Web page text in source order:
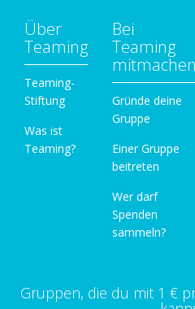
Über
Teaming
Teaming-
Stiftung
Was ist
Teaming?
Bei
Teaming
mitmachen
Gründe deine
Gruppe
Einer Gruppe
beitreten
Wer darf
Spenden
sammeln?
Gruppen, die du mit 1 €